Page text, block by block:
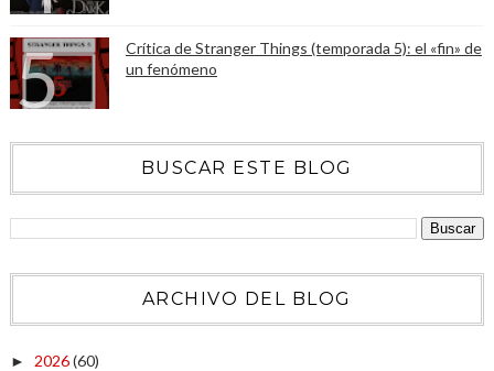
Crítica de Stranger Things (temporada 5): el «fin» de
un fenómeno
BUSCAR ESTE BLOG
ARCHIVO DEL BLOG
► 2026(60)